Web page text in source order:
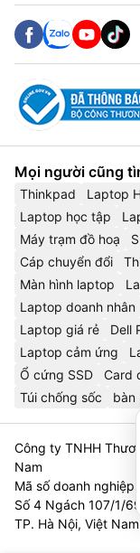
Mọi người cũng
Thinkpad Laptop
Laptop học tập
Máy trạm đồ hoạ
Cáp chuyển đổi
Màn hình laptop
Laptop doanh nhân
Laptop giá rẻ
Dell
Laptop cảm ứng
Ổ cứng SSD
Card
Túi chống sốc
bàn
Công ty TNHH
Nam
Mã số doanh nghiệp
Số 4 Ngách 107/1/
TP. Hà Nội, Việt Nam